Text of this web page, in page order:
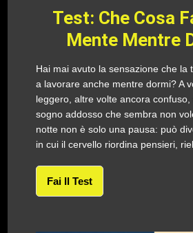
Test: Che Cosa
Mente Mentre
Hai mai avuto la sensazione che la
a lavorare anche mentre dormi? A
leggero, altre volte ancora
sogno addosso che sembra non
notte non è solo una pausa: può
in cui il cervello riordina pensieri,
Fai Il Test